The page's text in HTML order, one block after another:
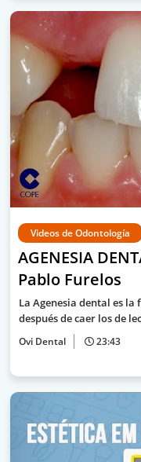
Videos de Odontología
AGENESIA
Pablo Furelos
La Agenesia dental es
después de caer los de
Ovi Dental 23:43